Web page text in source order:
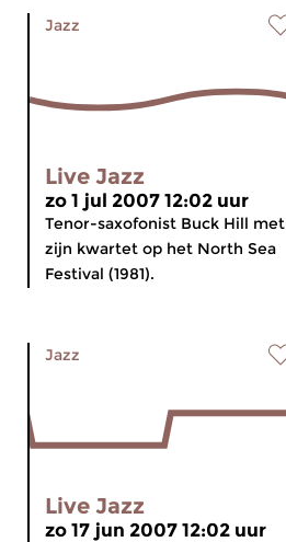
Jazz
Live Jazz
zo 1 jul 2007 12:02 uur
Tenor-saxofonist Buck Hill met
zijn kwartet op het North Sea
Festival (1981).
Jazz
Live Jazz
zo 17 jun 2007 12:02 uur